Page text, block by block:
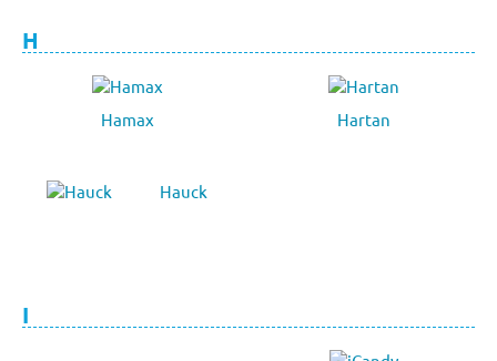
H
Hamax Hartan
Hauck
I